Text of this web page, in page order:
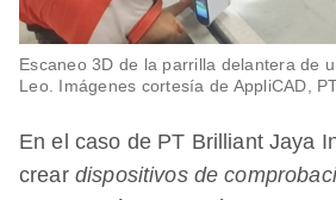
Escaneo 3D de la parrilla delantera de
Leo. Imágenes cortesía de AppliCAD,
En el caso de PT Brilliant Jaya
crear dispositivos de